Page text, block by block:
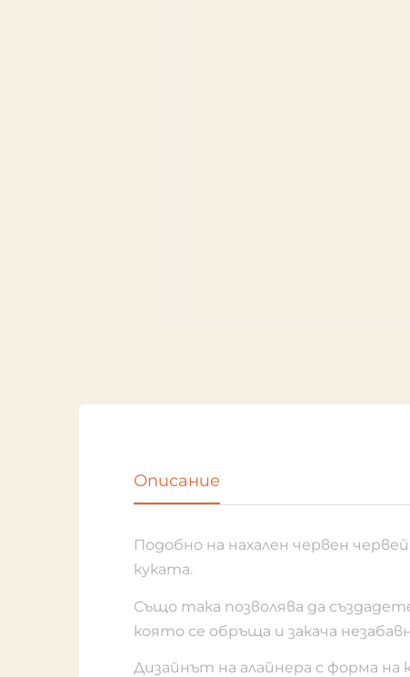
Описание
Подобно на нахален червен
куката.
Също така позволява да
която се обръща и закача
Дизайнът на алайнера с форма